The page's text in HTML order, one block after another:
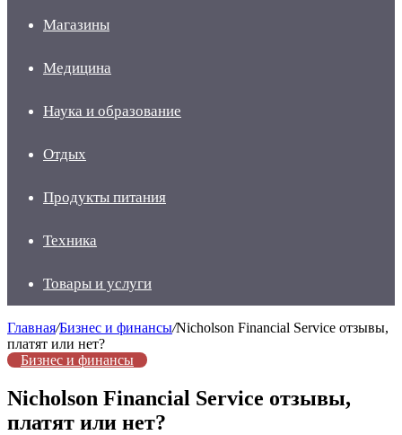
Магазины
Медицина
Наука и образование
Отдых
Продукты питания
Техника
Товары и услуги
Главная/Бизнес и финансы/Nicholson Financial Service отзывы,
платят или нет?
Бизнес и финансы
Nicholson Financial Service отзывы,
платят или нет?